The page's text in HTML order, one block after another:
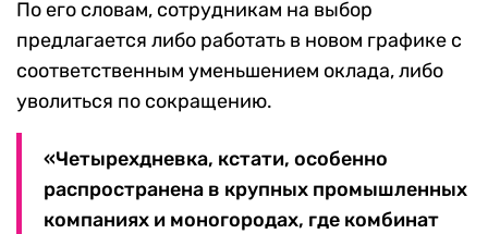
По его словам, сотрудникам на выбор
предлагается либо работать в новом графике с
соответственным уменьшением оклада, либо
уволиться по сокращению.
«Четырехдневка, кстати, особенно
распространена в крупных промышленных
компаниях и моногородах, где комбинат